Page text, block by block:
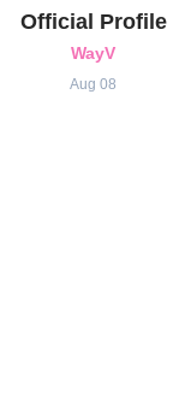
Official Profile
WayV
Aug 08